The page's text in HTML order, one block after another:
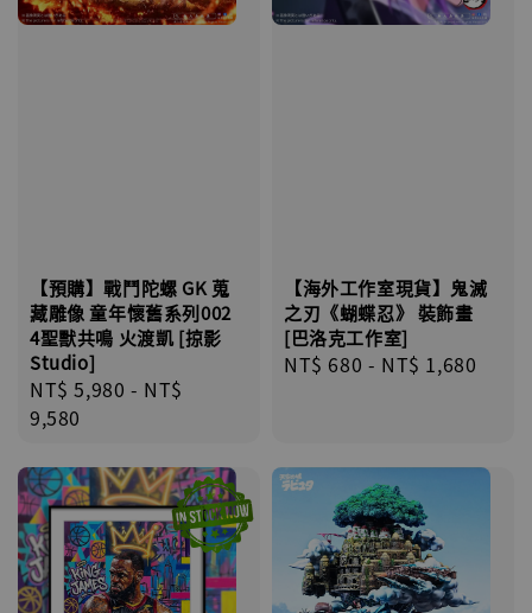
【預購】戰鬥陀螺 GK 蒐
藏雕像 童年懷舊系列002
4聖獸共鳴 火渡凱 [掠影
Studio]
Regular
price
NT$ 5,980 - NT$
9,580
【海外工作室現貨】鬼滅
之刃《蝴蝶忍》 裝飾畫
[巴洛克工作室]
Regular
NT$ 680 - NT$ 1,680